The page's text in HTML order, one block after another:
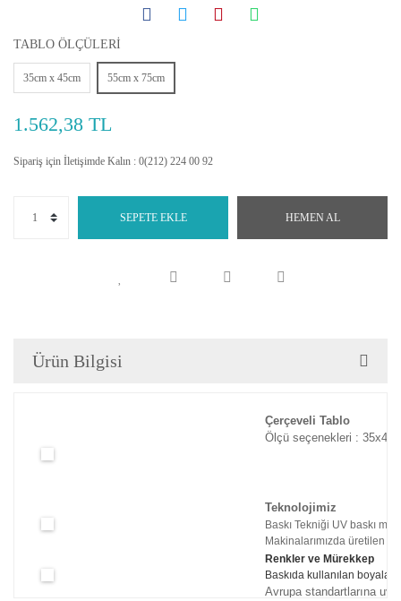
TABLO ÖLÇÜLERİ
35cm x 45cm 55cm x 75cm
1.562,38 TL
Sipariş için İletişimde Kalın : 0(212) 224 00 92
SEPETE EKLE HEMEN AL
Ürün Bilgisi
Çerçeveli Tablo
Ölçü seçenekleri :
Teknolojimiz
Baskı Tekniği UV baskı
Makinalarımızda üretilen
Renkler ve Mürekkep
Baskıda kullanılan
Avrupa standartlarına